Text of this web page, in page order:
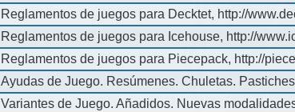
Reglamentos de juegos para Decktet, http://
Reglamentos de juegos para Icehouse, http://
Reglamentos de juegos para Piecepack, http://
Ayudas de Juego. Resúmenes. Chuletas.
Variantes de Juego. Añadidos. Nuevas